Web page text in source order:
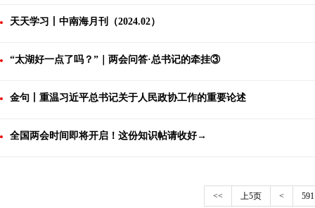
天天学习丨中南海月刊（2024.02）
“太湖好一点了吗？”｜两会问答·总书记的牵挂③
金句丨重温习近平总书记关于人民政协工作的重要论述
全国两会时间即将开启！这份知识帖请收好→
<< 上5页 < 591